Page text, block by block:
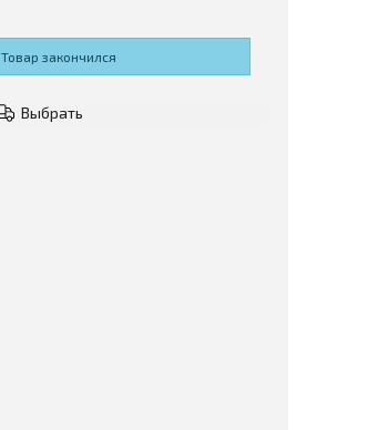
Товар закончился
Выбрать